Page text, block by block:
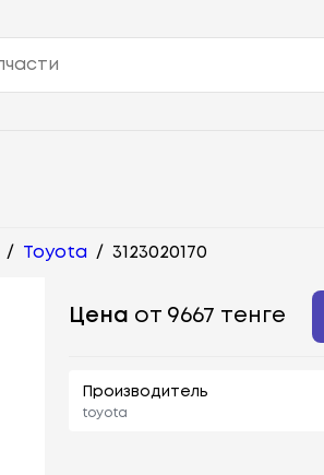
/ Toyota / 3123020170
Цена от 9667 тенге
Производитель
toyota